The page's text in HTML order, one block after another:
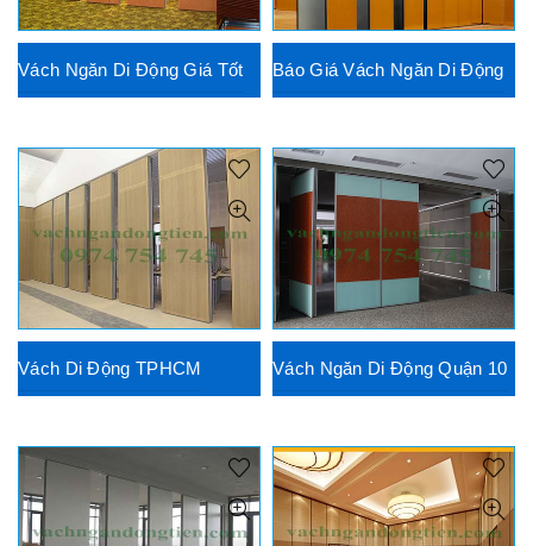
Vách Ngăn Di Động Giá Tốt Báo Giá Vách Ngăn Di Động
Vách Di Động TPHCM Vách Ngăn Di Động Quận 10